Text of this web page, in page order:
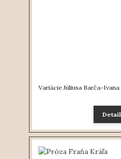
Variácie Júliusa Barča-Ivana
Detail